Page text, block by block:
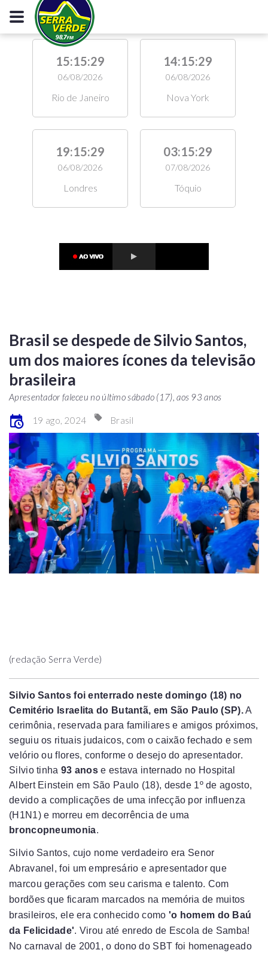
15:15:29
06/08/2026
Rio de Janeiro
14:15:29
06/08/2026
Nova York
19:15:29
06/08/2026
Londres
03:15:29
07/08/2026
Tóquio
Brasil se despede de Silvio Santos,
um dos maiores ícones da televisão
brasileira
Apresentador faleceu no último sábado (17), aos 93 anos
19 ago, 2024 Brasil
(redação Serra Verde)
Silvio Santos foi enterrado neste domingo (18) no
Cemitério Israelita do Butantã, em São Paulo (SP).A
cerimônia, reservada para familiares e amigos próximos,
seguiu os rituais judaicos, com o caixão fechado e sem
velório ou flores, conforme o desejo do apresentador.
Silvio tinha 93 anose estava internado no Hospital
Albert Einstein em São Paulo (18), desde 1º de agosto,
devido a complicações de uma infecção por influenza
(H1N1) e morreu em decorrência de uma
broncopneumonia.
Silvio Santos, cujo nome verdadeiro era Senor
Abravanel, foi um empresário e apresentador que
marcou gerações com seu carisma e talento. Com
bordões que ficaram marcados na memória de muitos
brasileiros, ele era conhecido como 'o homem do Baú
da Felicidade'. Virou até enredo de Escola de Samba!
No carnaval de 2001, o dono do SBT foi homenageado